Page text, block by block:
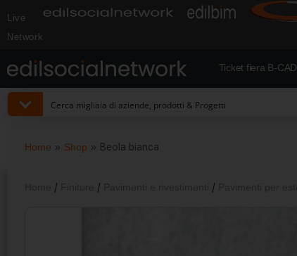
Live
Network
Ticket fiera B-CAD
Home » Shop » Beola bianca
/ / /